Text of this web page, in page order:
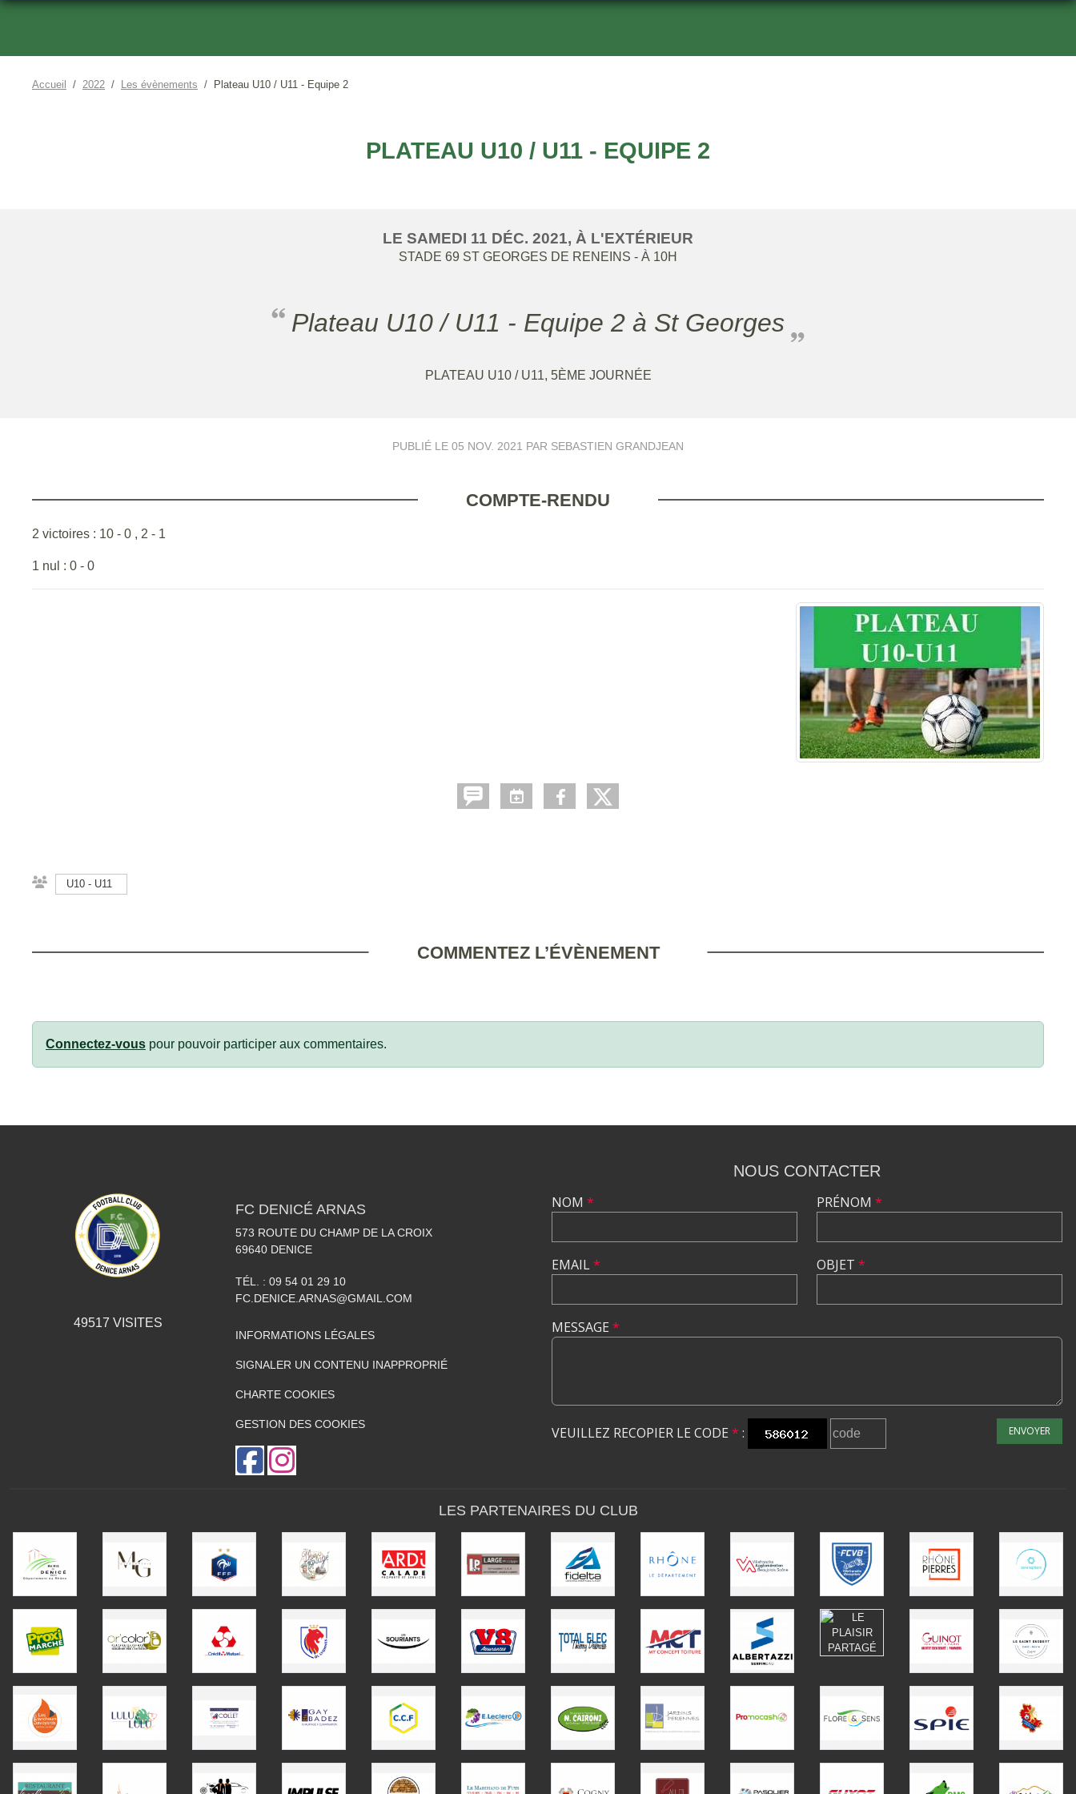
Accueil 2022 Les évènements Plateau U10 / U11 - Equipe 2
PLATEAU U10 / U11 - EQUIPE 2
LE SAMEDI 11 DÉC. 2021, À L'EXTÉRIEUR
STADE 69 ST GEORGES DE RENEINS - À 10H
Plateau U10 / U11 - Equipe 2 à St Georges
PLATEAU U10 / U11, 5ÈME JOURNÉE
PUBLIÉ LE 05 NOV. 2021 PAR SEBASTIEN GRANDJEAN
COMPTE-RENDU
2 victoires : 10 - 0 , 2 - 1
1 nul : 0 - 0
U10 - U11
COMMENTEZ L’ÉVÈNEMENT
Connectez-vous pour pouvoir participer aux commentaires.
49517 VISITES
FC DENICÉ ARNAS
573 ROUTE DU CHAMP DE LA CROIX
69640 DENICE
TÉL. : 09 54 01 29 10
FC.DENICE.ARNAS@GMAIL.COM
INFORMATIONS LÉGALES
SIGNALER UN CONTENU INAPPROPRIÉ
CHARTE COOKIES
GESTION DES COOKIES
NOUS CONTACTER
NOM *
EMAIL*
PRÉNOM *
OBJET *
MESSAGE *
VEUILLEZ RECOPIER LE CODE * : ENVOYER
LES PARTENAIRES DU CLUB